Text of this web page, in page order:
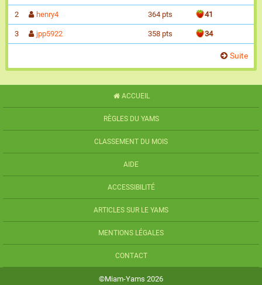
2 henry4 364 pts 41
3 jpp5922 358 pts 34
Suite
ACCUEIL
RÈGLES DU YAMS
CLASSEMENT DU MOIS
AIDE
ACCESSIBILITÉ
ARTICLES SUR LE YAMS
MENTIONS LÉGALES
CONTACT
©Miam-Yams 2026